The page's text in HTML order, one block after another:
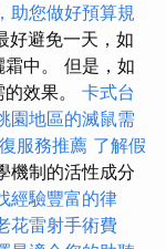
助您做好預算規
好避免一天，如
中。 但是，如
效果。 卡式台
園地區的滅鼠需
服務推薦 了解假
機制的活性成分
經驗豐富的律
花雷射手術費